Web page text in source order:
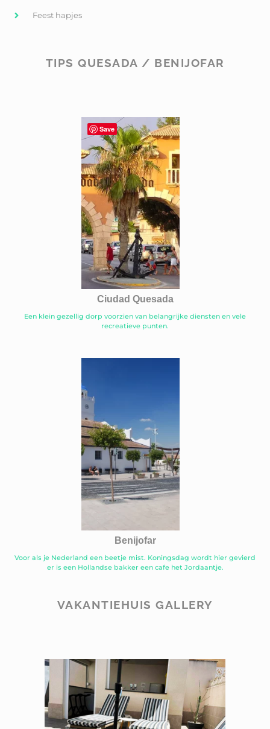
Feest hapjes
TIPS QUESADA / BENIJOFAR
Ciudad Quesada
Een klein gezellig dorp voorzien van belangrijke diensten en vele
recreatieve punten.
Benijofar
Voor als je Nederland een beetje mist. Koningsdag wordt hier gevierd
er is een Hollandse bakker een cafe het Jordaantje.
VAKANTIEHUIS GALLERY
Save